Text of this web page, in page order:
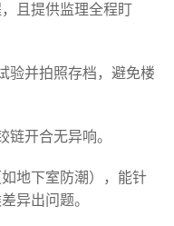
且提供监理全程盯
验并拍照存档，避免楼
链开合无异响。
地下室防潮），能针
异出问题。